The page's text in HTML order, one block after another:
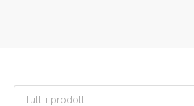
Tutti i prodotti